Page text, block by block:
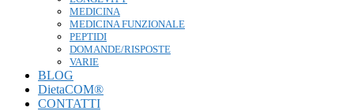
MEDICINA
MEDICINA FUNZIONALE
PEPTIDI
DOMANDE/RISPOSTE
VARIE
BLOG
DietaCOM®
CONTATTI